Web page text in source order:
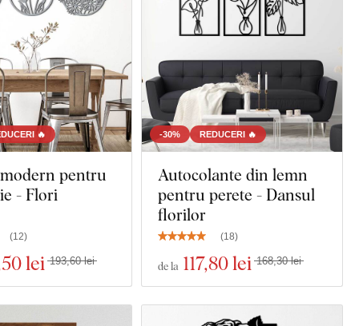
🔥
pentru
- Flori
(12)
lei 193,60 lei
-30% REDUCERI 🔥
Autocolante din lemn
pentru perete - Dansul
florilor
(18)
de la 117,80 lei 168,30 lei